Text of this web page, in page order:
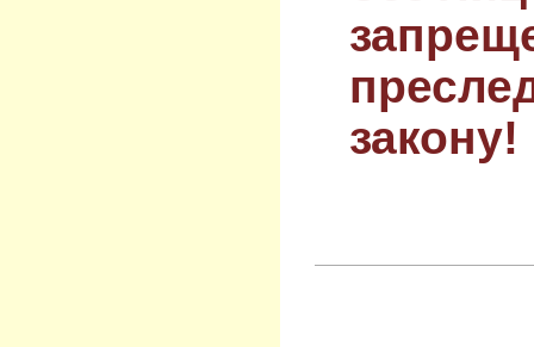
закону!